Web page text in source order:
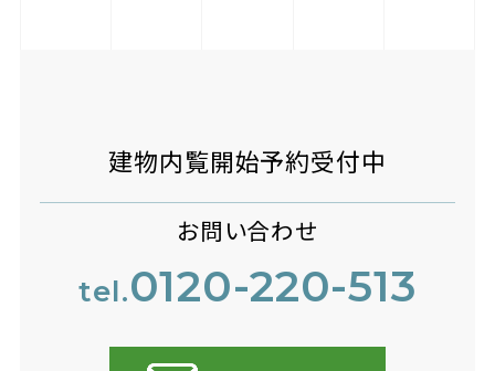
建物内覧開始予約受付中
お問い合わせ
tel.0120-220-513